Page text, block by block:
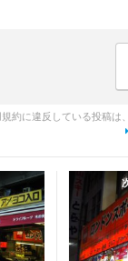
約に違反している投稿は